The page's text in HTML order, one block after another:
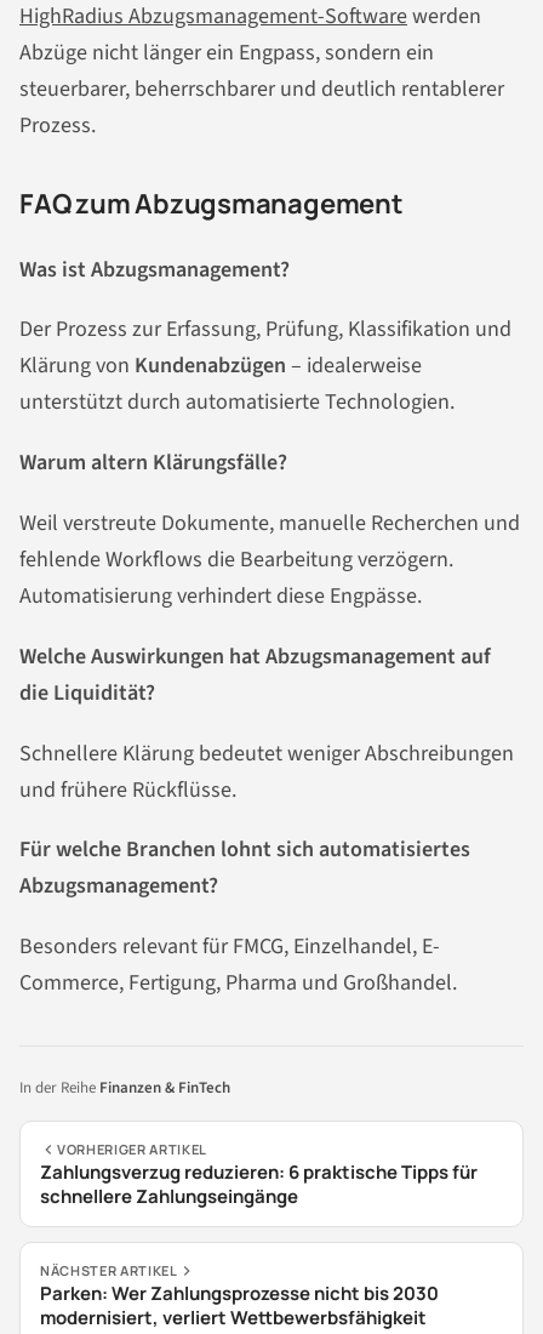
HighRadius Abzugsmanagement-Softwarewerden
Abzüge nicht länger ein Engpass, sondern ein
steuerbarer, beherrschbarer und deutlich rentablerer
Prozess.
FAQ zum Abzugsmanagement
Was ist Abzugsmanagement?
Der Prozess zur Erfassung, Prüfung, Klassifikation und
Klärung von Kundenabzügen – idealerweise
unterstützt durch automatisierte Technologien.
Warum altern Klärungsfälle?
Weil verstreute Dokumente, manuelle Recherchen und
fehlende Workflows die Bearbeitung verzögern.
Automatisierung verhindert diese Engpässe.
Welche Auswirkungen hat Abzugsmanagement auf
die Liquidität?
Schnellere Klärung bedeutet weniger Abschreibungen
und frühere Rückflüsse.
Für welche Branchen lohnt sich automatisiertes
Abzugsmanagement?
Besonders relevant für FMCG, Einzelhandel, E-
Commerce, Fertigung, Pharma und Großhandel.
In der Reihe Finanzen & FinTech
VORHERIGER ARTIKEL
Zahlungsverzug reduzieren: 6 praktische Tipps für
schnellere Zahlungseingänge
NÄCHSTER ARTIKEL
Parken: Wer Zahlungsprozesse nicht bis 2030
modernisiert, verliert Wettbewerbsfähigkeit